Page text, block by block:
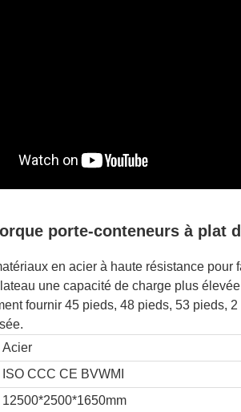
porte-conteneurs à plat
en acier à haute résistance pour
une capacité de charge plus
fournir 45 pieds, 48 ​​pieds, 53 pieds,
Acier
ISO CCC CE BVWMI
12500*2500*1650mm